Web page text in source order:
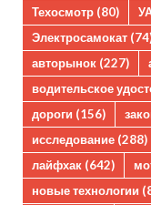
Техосмотр (80)
Электросамокат
авторынок (227)
водительское
дороги (156)
исследование (288)
лайфхак (642)
новые технологии